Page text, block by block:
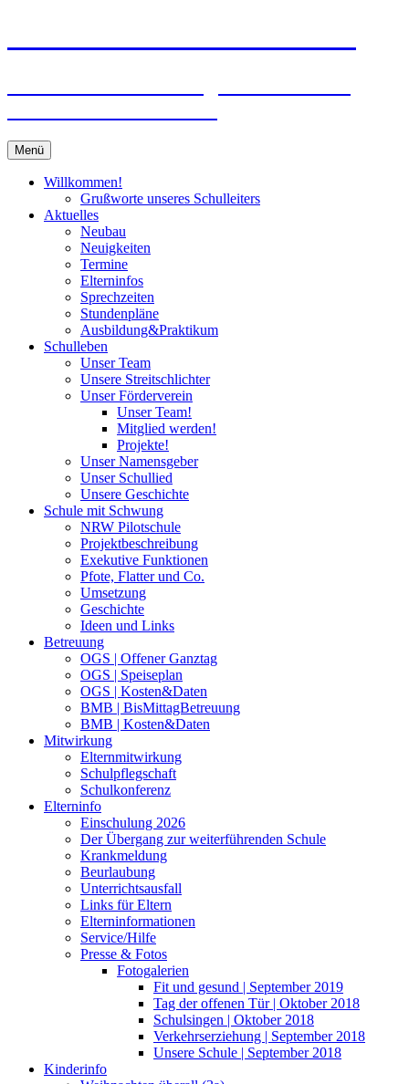
Menü
Willkommen!
Grußworte unseres Schulleiters
Aktuelles
Neubau
Neuigkeiten
Termine
Elterninfos
Sprechzeiten
Stundenpläne
Ausbildung&Praktikum
Schulleben
Unser Team
Unsere Streitschlichter
Unser Förderverein
Unser Team!
Mitglied werden!
Projekte!
Unser Namensgeber
Unser Schullied
Unsere Geschichte
Schule mit Schwung
NRW Pilotschule
Projektbeschreibung
Exekutive Funktionen
Pfote, Flatter und Co.
Umsetzung
Geschichte
Ideen und Links
Betreuung
OGS | Offener Ganztag
OGS | Speiseplan
OGS | Kosten&Daten
BMB | BisMittagBetreuung
BMB | Kosten&Daten
Mitwirkung
Elternmitwirkung
Schulpflegschaft
Schulkonferenz
Elterninfo
Einschulung 2026
Der Übergang zur weiterführenden Schule
Krankmeldung
Beurlaubung
Unterrichtsausfall
Links für Eltern
Elterninformationen
Service/Hilfe
Presse & Fotos
Fotogalerien
Fit und gesund | September 2019
Tag der offenen Tür | Oktober 2018
Schulsingen | Oktober 2018
Verkehrserziehung | September 2018
Unsere Schule | September 2018
Kinderinfo